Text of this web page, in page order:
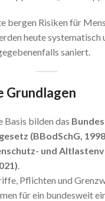
bergen Risiken für
heute systematisch
saniert.
Grundlagen
Basis bilden das
(BBodSchG,
und
.
Pflichten und
für ein bundesweit